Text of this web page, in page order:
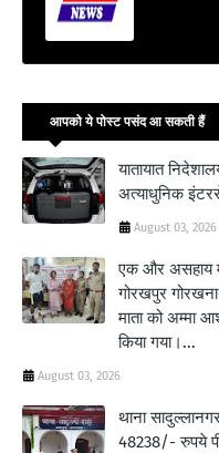
आपको ये पोस्ट पसंद आ सकती हैं
यातायात
अत्याधुनिक
August 03, 2026
एक और असहाय
गोरखपुर
माता को अम्मा
किया गया।...
August 03, 2026
थाना
48238/- रुपये